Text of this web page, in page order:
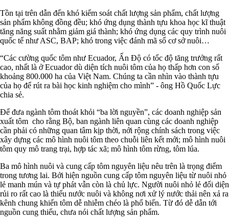
Tồn tại trên dẫn đến khó kiểm soát chất lượng sản phẩm, chất lượng
sản phẩm không đồng đều; khó ứng dụng thành tựu khoa học kĩ thuật
tăng năng suất nhằm giảm giá thành; khó ứng dụng các quy trình nuôi
quốc tế như ASC, BAP; khó trong việc đánh mã số cơ sở nuôi…
“Các cường quốc tôm như Ecuador, Ấn Độ có tốc độ tăng trưởng rất
cao, nhất là ở Ecuador dù diện tích nuôi tôm của họ thấp hơn con số
khoảng 800.000 ha của Việt Nam. Chúng ta cần nhìn vào thành tựu
của họ để rút ra bài học kinh nghiệm cho mình” - ông Hồ Quốc Lực
chia sẻ.
Để đưa ngành tôm thoát khỏi “ba lời nguyền”, các doanh nghiệp sản
xuất tôm cho rằng Bộ, ban ngành liên quan cùng các doanh nghiệp
cần phải có những quan tâm kịp thời, nới rộng chính sách trong việc
xây dựng các mô hình nuôi tôm theo chuỗi liên kết mới; mô hình nuôi
tôm quy mô trang trại, hợp tác xã; mô hình tôm rừng, tôm lúa.
Ba mô hình nuôi và cung cấp tôm nguyên liệu nêu trên là trọng điểm
trong tương lai. Bởi hiện nguồn cung cấp tôm nguyên liệu từ nuôi nhỏ
lẻ manh mún và tự phát vẫn còn là chủ lực. Người nuôi nhỏ lẻ đối diện
rủi ro rất cao là thiếu nước nuôi và không nơi xử lý nước thải nên xả ra
kênh chung khiến tôm dễ nhiễm chéo là phổ biến. Từ đó dễ dẫn tới
nguồn cung thiếu, chưa nói chất lượng sản phẩm.